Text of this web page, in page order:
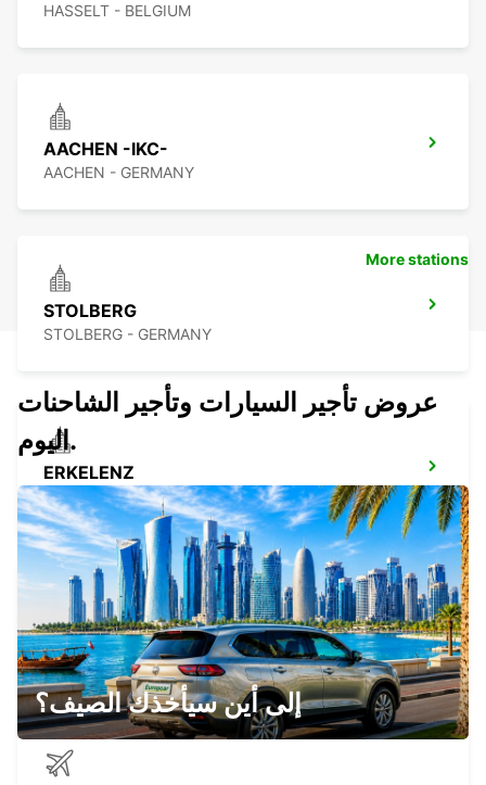
HASSELT - BELGIUM
AACHEN -IKC-
AACHEN - GERMANY
STOLBERG
STOLBERG - GERMANY
ERKELENZ
ERKELENZ - GERMANY
BRUSSELS ZAVENTEM DT IKC
ZAVENTEM - BELGIUM
More stations
عروض تأجير السيارات وتأجير الشاحنات
اليوم.
إلى أين سيأخذك الصيف؟